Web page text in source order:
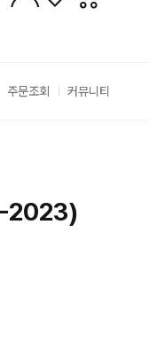
주문조회 커뮤니티
2023)